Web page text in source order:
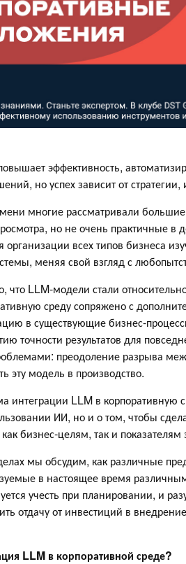
эффективность,
но успех зависит от
многие рассматривали
но не очень практичные в
организации всех типов бизнеса
меняя свой взгляд с
что LLM-модели стали
среду сопряжено с
в существующие бизнес-
точности результатов для
преодоление разрыва
эту модель в производство.
интеграции LLM в
ИИ, но и о том, чтобы
бизнес-целям, так и показателям
мы обсудим, как различные
в настоящее время
учесть при планировании, и
отдачу от инвестиций в
LLM в корпоративной среде?